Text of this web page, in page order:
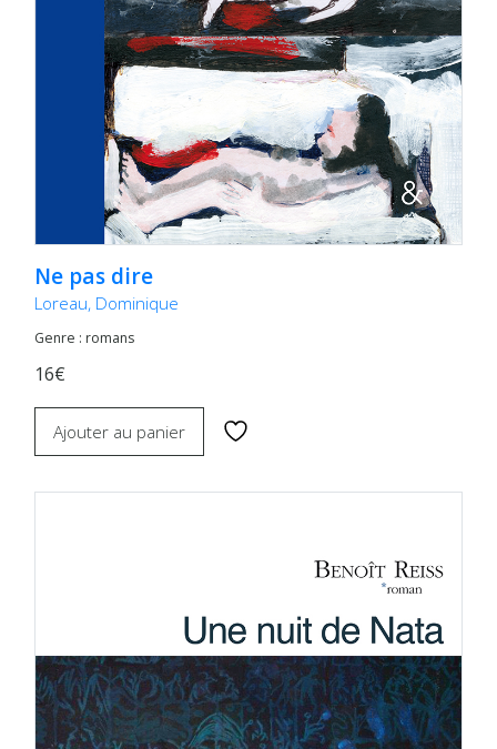
Ne pas dire
Loreau, Dominique
Genre : romans
16€
Ajouter au panier